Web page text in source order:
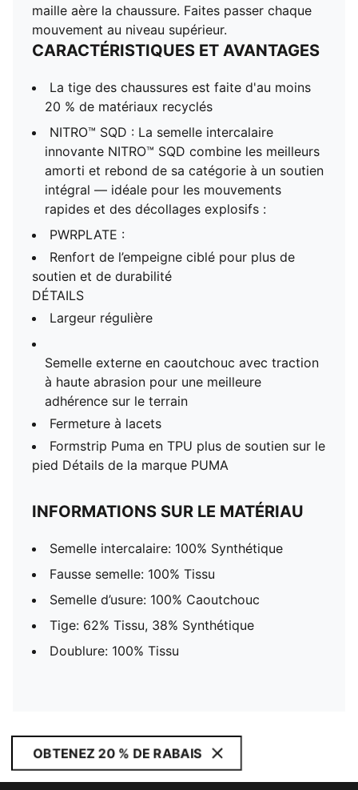
maille aère la chaussure. Faites passer chaque
mouvement au niveau supérieur.
CARACTÉRISTIQUES ET AVANTAGES
La tige des chaussures est faite d'au moins
20 % de matériaux recyclés
NITRO™ SQD : La semelle intercalaire
innovante NITRO™ SQD combine les meilleurs
amorti et rebond de sa catégorie à un soutien
intégral — idéale pour les mouvements
rapides et des décollages explosifs :
PWRPLATE :
Renfort de l’empeigne ciblé pour plus de
soutien et de durabilité
DÉTAILS
Largeur régulière
Semelle externe en caoutchouc avec traction
à haute abrasion pour une meilleure
adhérence sur le terrain
Fermeture à lacets
Formstrip Puma en TPU plus de soutien sur le
pied Détails de la marque PUMA
INFORMATIONS SUR LE MATÉRIAU
Semelle intercalaire: 100% Synthétique
Fausse semelle: 100% Tissu
Semelle d’usure: 100% Caoutchouc
Tige: 62% Tissu, 38% Synthétique
Doublure: 100% Tissu
OBTENEZ 20 % DE RABAIS